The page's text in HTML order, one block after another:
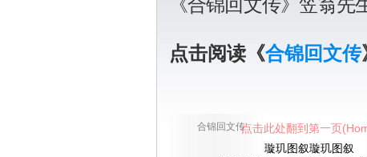
《合锦回文传》笠翁
点击阅读《合锦回文传
合锦回文传
璇玑图叙璇玑图叙
点击此处翻到第一页